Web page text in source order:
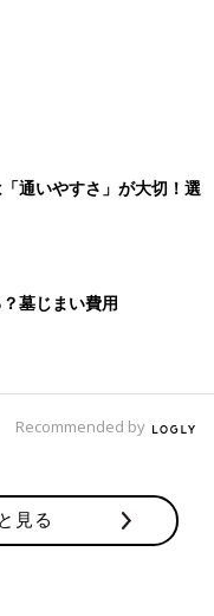
通いやすさ」が大切！選
墓じまい費用
Recommended by
見る